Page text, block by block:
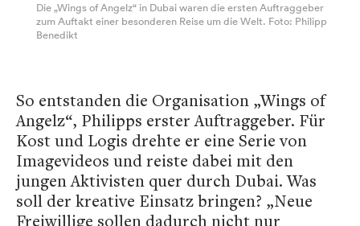
Die „Wings of Angelz“ in Dubai waren die ersten Auftraggeber
zum Auftakt einer besonderen Reise um die Welt. Foto: Philipp
Benedikt
So entstanden die Organisation „Wings of
Angelz“, Philipps erster Auftraggeber. Für
Kost und Logis drehte er eine Serie von
Imagevideos und reiste dabei mit den
jungen Aktivisten quer durch Dubai. Was
soll der kreative Einsatz bringen? „Neue
Freiwillige sollen dadurch nicht nur